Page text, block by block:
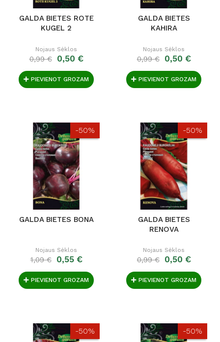
GALDA BIETES ROTE
KUGEL 2
Nojaus Sėklos
0,99 € 0,50 €
PIEVIENOT GROZAM
GALDA BIETES
KAHIRA
Nojaus Sėklos
0,99 € 0,50 €
PIEVIENOT GROZAM
-50%
GALDA BIETES BONA
Nojaus Sėklos
1,09 € 0,55 €
PIEVIENOT GROZAM
-50%
GALDA BIETES
RENOVA
Nojaus Sėklos
0,99 € 0,50 €
PIEVIENOT GROZAM
-50% -50%